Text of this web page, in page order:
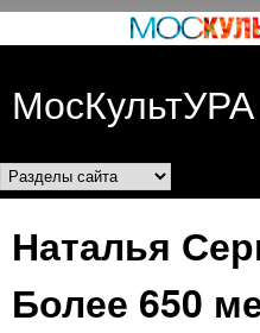
Перейти
МосКультУРА
Разделы сайта
Наталья
Более 650